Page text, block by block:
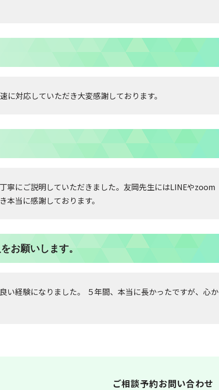
対応していただき大変感謝しております。
寧にご説明していただきました。友岡先生にはLINEやzoom
当に感謝しております。
お願いします。
い経験になりました。 ５年間、本当に長かったですが、心か
ご相談予約お問い合わせ